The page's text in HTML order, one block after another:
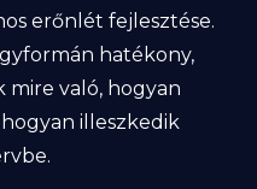
erőnlét fejlesztése.
hatékony,
való, hogyan
illeszkedik